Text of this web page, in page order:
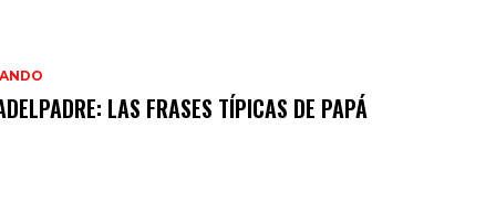
LAS FRASES TÍPICAS DE PAPÁ